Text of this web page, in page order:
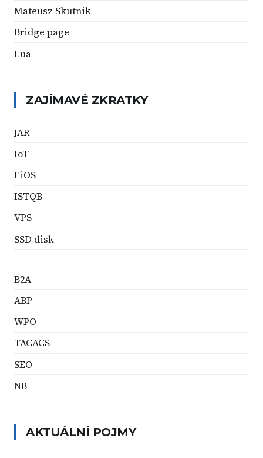
Mateusz Skutnik
Bridge page
Lua
ZAJÍMAVÉ ZKRATKY
JAR
IoT
FiOS
ISTQB
VPS
SSD disk
B2A
ABP
WPO
TACACS
SEO
NB
AKTUÁLNÍ POJMY